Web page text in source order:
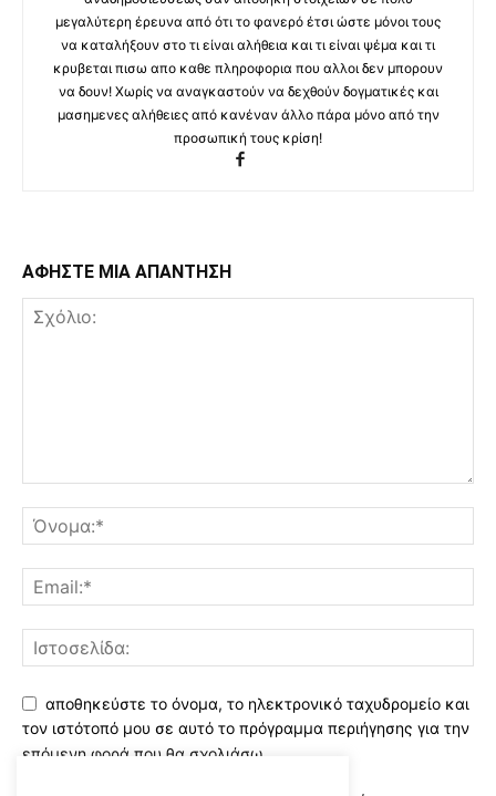
μεγαλύτερη έρευνα από ότι το φανερό έτσι ώστε μόνοι τους
να καταλήξουν στο τι είναι αλήθεια και τι είναι ψέμα και τι
κρυβεται πισω απο καθε πληροφορια που αλλοι δεν μπορουν
να δουν! Χωρίς να αναγκαστούν να δεχθούν δογματικές και
μασημενες αλήθειες από κανέναν άλλο πάρα μόνο από την
προσωπική τους κρίση!
ΑΦΗΣΤΕ ΜΙΑ ΑΠΑΝΤΗΣΗ
αποθηκεύστε το όνομα, το ηλεκτρονικό ταχυδρομείο και
τον ιστότοπό μου σε αυτό το πρόγραμμα περιήγησης για την
επόμενη φορά που θα σχολιάσω.